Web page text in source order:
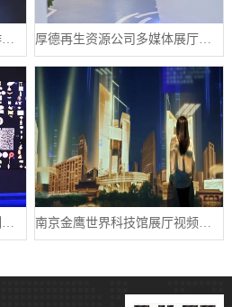
上海大创智数字展厅视频制作案例分享
内蒙古博物馆数字展厅视频制作宣传片案例 南京金鹰世界科技馆展厅视频制作案例